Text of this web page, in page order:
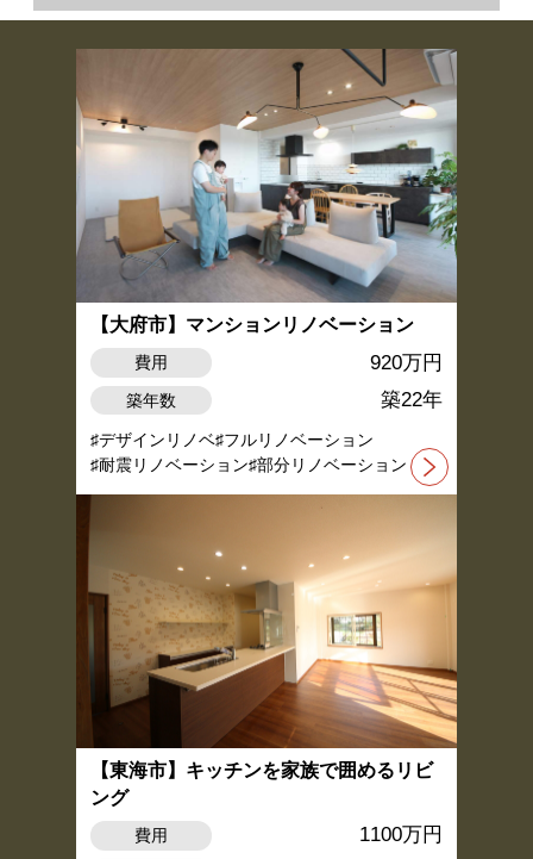
【大府市】マンションリノベーション
費用 920万円
築年数 築22年
デザインリノベ フルリノベーション
耐震リノベーション 部分リノベーション
【東海市】キッチンを家族で囲めるリビ
ング
費用 1100万円